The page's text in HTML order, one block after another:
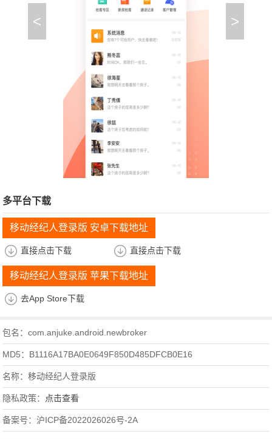
< >
多平台下载
移动经纪人登录版 安卓下载地址
直接点击下载 直接点击下载
移动经纪人登录版 苹果下载地址
去App Store下载
包名：com.anjuke.android.newbroker
MD5：B1116A17BA0E0649F850D485DFCB0E16
名称：移动经纪人登录版
隐私政策： 点击查看
备案号：沪ICP备2022026026号-2A